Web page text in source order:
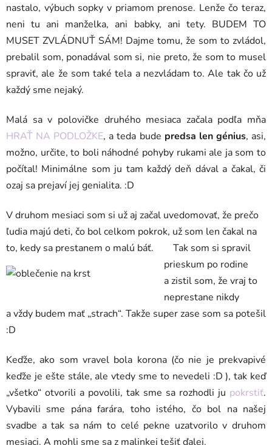
nastalo, výbuch sopky v priamom prenose. Lenže čo teraz,
neni tu ani manželka, ani babky, ani tety. BUDEM TO
MUSET ZVLÁDNUŤ SÁM! Dajme tomu, že som to zvládol,
prebalil som, ponadával som si, nie preto, že som to musel
spraviť, ale že som také tela a nezvládam to. Ale tak čo už
každý sme nejaký.
Malá sa v polovičke druhého mesiaca začala podľa mňa
HRAŤ NA PODLOŽKE, a teda bude predsa len génius, asi,
možno, určite, to boli náhodné pohyby rukami ale ja som to
počítal! Minimálne som ju tam každý deň dával a čakal, či
ozaj sa prejaví jej genialita. :D
V druhom mesiaci som si už aj začal uvedomovať, že prečo
ľudia majú deti, čo bol celkom pokrok, už som len čakal na
to, kedy sa prestanem o malú báť. Tak som si spravil
prieskum po rodine
a zistil som, že vraj to
neprestane nikdy
a vždy budem mať „strach“. Takže super zase som sa potešil
:D
Keďže, ako som vravel bola korona (čo nie je prekvapivé
keďže je ešte stále, ale vtedy sme to nevedeli :D ), tak keď
„všetko“ otvorili a povolili, tak sme sa rozhodli ju pokrstiť.
Vybavili sme pána farára, toho istého, čo bol na našej
svadbe a tak sa nám to celé pekne uzatvorilo v druhom
mesiaci. A mohli sme sa z malinkej tešiť ďalej.